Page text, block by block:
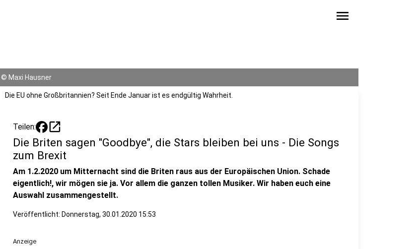
menu
© Maxi Hausner
Die EU ohne Großbritannien? Seit Ende Januar ist es endgültig Wahrheit.
Teilen: open_in_new
Die Briten sagen "Goodbye", die Stars bleiben bei uns - Die Songs
zum Brexit
Am 1.2.2020 um Mitternacht sind die Briten raus aus der Europäischen Union. Schade
eigentlich!, wir mögen sie ja. Vor allem die ganzen tollen Musiker. Wir haben euch eine
Auswahl zusammengestellt.
Veröffentlicht: Donnerstag, 30.01.2020 15:53
Anzeige